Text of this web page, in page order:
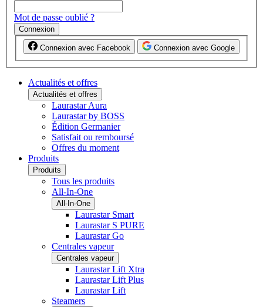
Mot de passe oublié ?
Connexion
Connexion avec Facebook Connexion avec Google
Actualités et offres
Actualités et offres
Laurastar Aura
Laurastar by BOSS
Édition Germanier
Satisfait ou remboursé
Offres du moment
Produits
Produits
Tous les produits
All-In-One
All-In-One
Laurastar Smart
Laurastar S PURE
Laurastar Go
Centrales vapeur
Centrales vapeur
Laurastar Lift Xtra
Laurastar Lift Plus
Laurastar Lift
Steamers